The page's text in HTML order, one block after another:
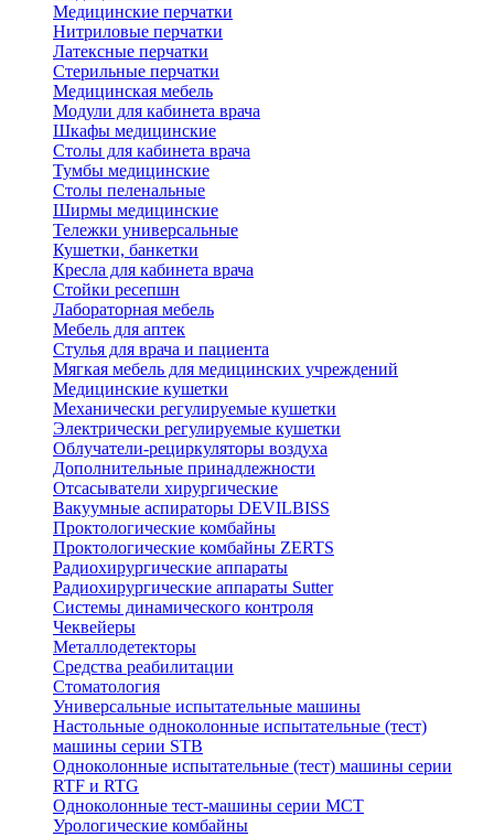
Медицинские перчатки
Нитриловые перчатки
Латексные перчатки
Стерильные перчатки
Медицинская мебель
Модули для кабинета врача
Шкафы медицинские
Столы для кабинета врача
Тумбы медицинские
Столы пеленальные
Ширмы медицинские
Тележки универсальные
Кушетки, банкетки
Кресла для кабинета врача
Стойки ресепшн
Лабораторная мебель
Мебель для аптек
Стулья для врача и пациента
Мягкая мебель для медицинских учреждений
Медицинские кушетки
Механически регулируемые кушетки
Электрически регулируемые кушетки
Облучатели-рециркуляторы воздуха
Дополнительные принадлежности
Отсасыватели хирургические
Вакуумные аспираторы DEVILBISS
Проктологические комбайны
Проктологические комбайны ZERTS
Радиохирургические аппараты
Радиохирургические аппараты Sutter
Системы динамического контроля
Чеквейеры
Металлодетекторы
Средства реабилитации
Стоматология
Универсальные испытательные машины
Настольные одноколонные испытательные (тест)
машины серии STB
Одноколонные испытательные (тест) машины серии
RTF и RTG
Одноколонные тест-машины серии MCT
Урологические комбайны